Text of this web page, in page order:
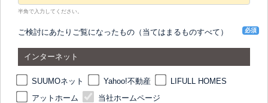
半角で入力してください。
ご検討にあたりご覧になったもの（当てはまるものすべて） 必須
インターネット
SUUMOネット Yahoo!不動産
LIFULL HOMES
アットホーム
当社ホームページ